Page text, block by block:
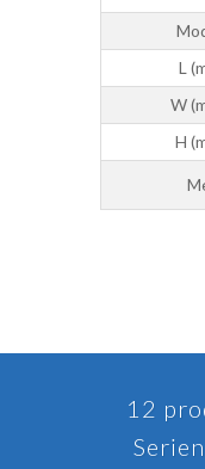
L
W
H
12